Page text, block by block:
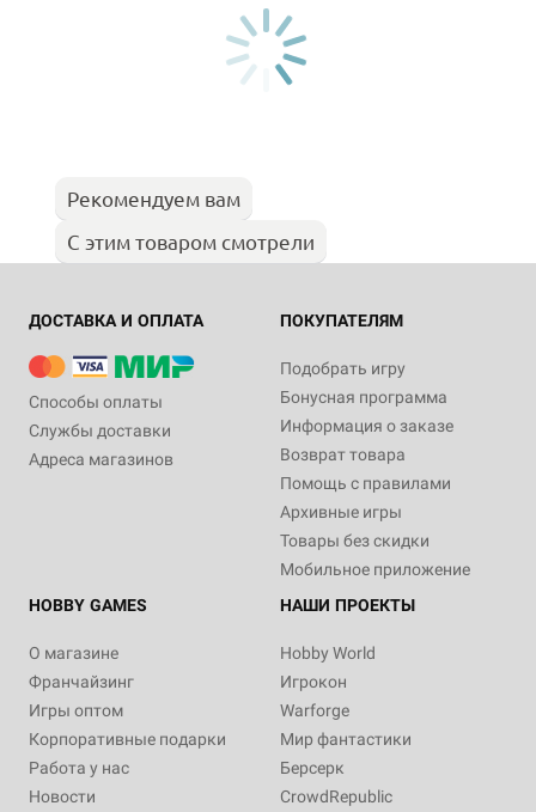
Рекомендуем вам
С этим товаром смотрели
ДОСТАВКА И ОПЛАТА
Способы оплаты
Службы доставки
Адреса магазинов
ПОКУПАТЕЛЯМ
Подобрать игру
Бонусная программа
Информация о заказе
Возврат товара
Помощь с правилами
Архивные игры
Товары без скидки
Мобильное приложение
HOBBY GAMES
О магазине
Франчайзинг
Игры оптом
Корпоративные подарки
Работа у нас
Новости
НАШИ ПРОЕКТЫ
Hobby World
Игрокон
Warforge
Мир фантастики
Берсерк
CrowdRepublic